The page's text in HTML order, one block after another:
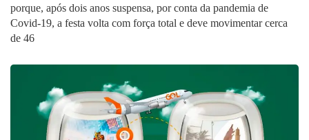
porque, após dois anos suspensa, por conta da pandemia de
Covid-19, a festa volta com força total e deve movimentar cerca
de 46